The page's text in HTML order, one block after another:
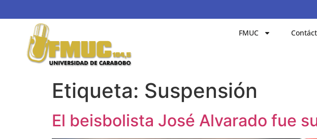
FMUC
Etiqueta: Suspensión
El beisbolista José Alvarado fue